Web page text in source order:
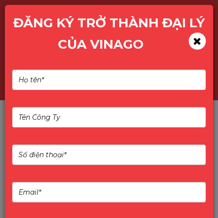
Vinago - Nhà phân phối
hàng đầu Việt Nam
VINAGO - HÀNH TRÌNH 12 NĂM PHÁT TRIỂN
VÀ ĐỔI MỚI
ĐĂNG KÝ TRỞ THÀNH ĐẠI LÝ
CỦA VINAGO